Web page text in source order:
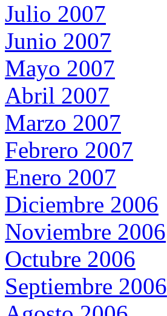
Julio 2007
Junio 2007
Mayo 2007
Abril 2007
Marzo 2007
Febrero 2007
Enero 2007
Diciembre 2006
Noviembre 2006
Octubre 2006
Septiembre 2006